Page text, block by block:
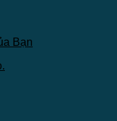
Bạn